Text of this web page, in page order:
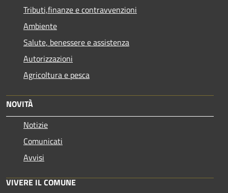
Tributi,finanze e contravvenzioni
Ambiente
Salute, benessere e assistenza
Autorizzazioni
Agricoltura e pesca
NOVITÀ
Notizie
Comunicati
Avvisi
VIVERE IL COMUNE